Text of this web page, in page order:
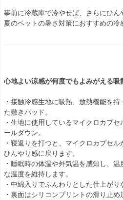
事前に冷蔵庫で冷やせば、さらにひん
夏のペットの暑さ対策におすすめの冷
心地よい涼感が何度でもよみがえる吸
・接触冷感生地に吸熱、放熱機能を
た敷きパッド。
・生地に使用しているマイクロカプ
ールダウン。
・寝返りを打つと、マイクロカプセ
ひんやり感に戻ります。
・睡眠時の体温や外気温を感知し、
な温度を維持します。
・中綿入りでふんわりとした仕上がり
・裏面はシリコンプリントの滑り止め